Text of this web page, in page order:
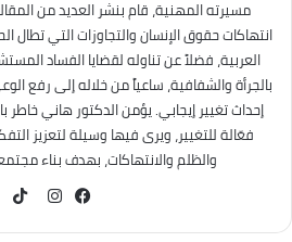
مسيرته المهنية، قام بنشر العديد من
انتهاكات حقوق الإنسان والتجاوزات التي تطال
العربية، فضلاً عن تناوله لقضايا الفساد
بالجرأة والشفافية، ساعياً من خلاله إلى
إحداث تغيير إيجابي. يؤمن الدكتور هاني خاطر
فعّالة للتغيير، ويرى فيها وسيلة لتعزيز
والظلم والانتهاكات، بهدف بناء